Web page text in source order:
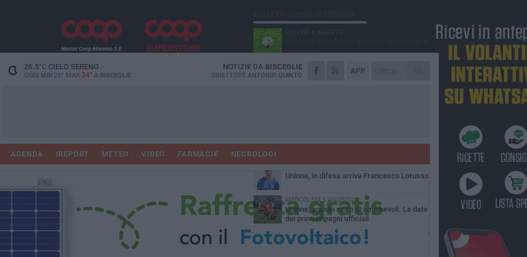
26.5°CCIELO SERENO
OGGI MIN 26° MAX 34° A BISCEGLIE
APP
NOTIZIE DA BISCEGLIE
DIRETTORE ANTONIO QUINTO
AGENDA IREPORT METEO VIDEO FARMACIE NECROLOGI
avversarie
LUNEDÌ 3 AGOSTO
Simone Franceschi, una solida certezza
Unione, innesto per le corsie offensive:
MARTEDÌ 4 AGOSTO
Unione, in difesa arriva Francesco Lorusso
MERCOLEDÌ 5 AGOSTO
Unione, agosto ricco di amichevoli. Le date
dei primi impegni ufficiali